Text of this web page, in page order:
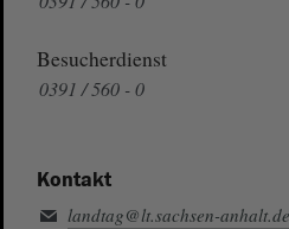
Besucherdienst
0391 / 560 - 0
Kontakt
landtag@lt.sachsen-anhalt.de